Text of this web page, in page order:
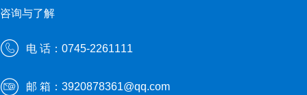
咨询与了解
电 话：0745-2261111
邮 箱：3920878361@qq.com